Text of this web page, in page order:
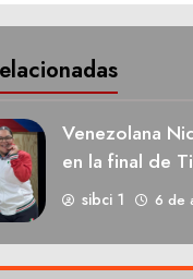
Venezolana
en la final de
sibci 1 6 de